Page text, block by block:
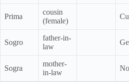
Prima
cousin
(female)
Sogro
father-in-
law
Sogra
mother-
in-law